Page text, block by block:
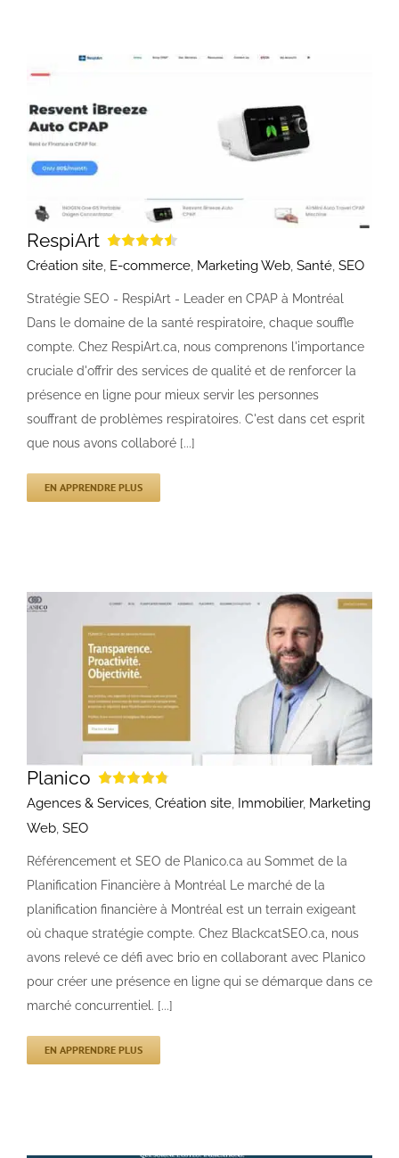
RespiArt
Création site, E-commerce, Marketing Web, Santé, SEO
Stratégie SEO - RespiArt - Leader en CPAP à Montréal
Dans le domaine de la santé respiratoire, chaque souffle
compte. Chez RespiArt.ca, nous comprenons l'importance
cruciale d'offrir des services de qualité et de renforcer la
présence en ligne pour mieux servir les personnes
souffrant de problèmes respiratoires. C'est dans cet esprit
que nous avons collaboré [...]
EN APPRENDRE PLUS
Planico
Agences & Services, Création site, Immobilier, Marketing
Web, SEO
Référencement et SEO de Planico.ca au Sommet de la
Planification Financière à Montréal Le marché de la
planification financière à Montréal est un terrain exigeant
où chaque stratégie compte. Chez BlackcatSEO.ca, nous
avons relevé ce défi avec brio en collaborant avec Planico
pour créer une présence en ligne qui se démarque dans ce
marché concurrentiel. [...]
EN APPRENDRE PLUS